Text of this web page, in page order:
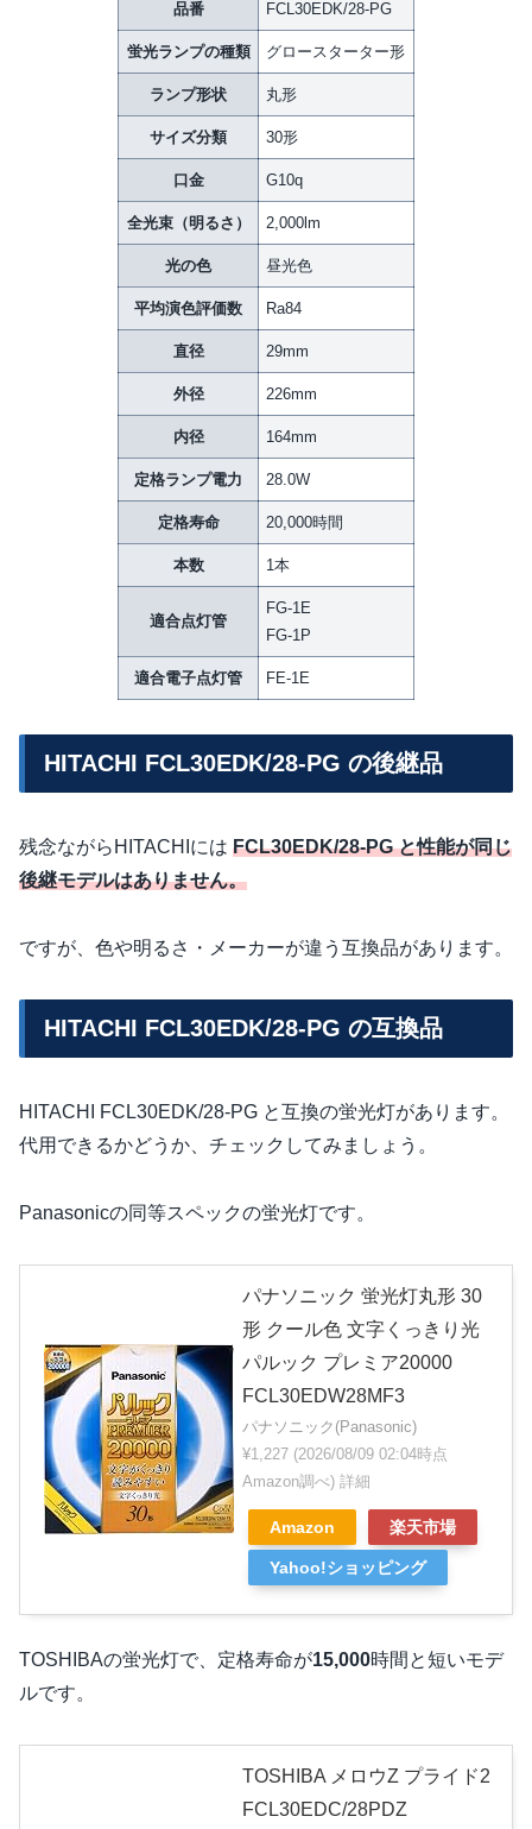
品番 FCL30EDK/28-PG
蛍光ランプの種類 グロースターター形
ランプ形状 丸形
サイズ分類 30形
口金 G10q
全光束（明るさ） 2,000lm
光の色 昼光色
平均演色評価数 Ra84
直径 29mm
外径 226mm
内径 164mm
定格ランプ電力 28.0W
定格寿命 20,000時間
本数 1本
適合点灯管
FG-1E
FG-1P
適合電子点灯管 FE-1E
HITACHI FCL30EDK/28-PG の後継品
残念ながらHITACHIには FCL30EDK/28-PG と性能が同じ
後継モデルはありません。
ですが、色や明るさ・メーカーが違う互換品があります。
HITACHI FCL30EDK/28-PG の互換品
HITACHI FCL30EDK/28-PG と互換の蛍光灯があります。
代用できるかどうか、チェックしてみましょう。
Panasonicの同等スペックの蛍光灯です。
パナソニック 蛍光灯丸形 30
形 クール色 文字くっきり光
パルック プレミア20000
FCL30EDW28MF3
パナソニック(Panasonic)
¥1,227 (2026/08/09 02:04時点
Amazon調べ) 詳細
Amazon 楽天市場
Yahoo!ショッピング
TOSHIBAの蛍光灯で、定格寿命が15,000時間と短いモデ
ルです。
TOSHIBA メロウZ プライド2
FCL30EDC/28PDZ